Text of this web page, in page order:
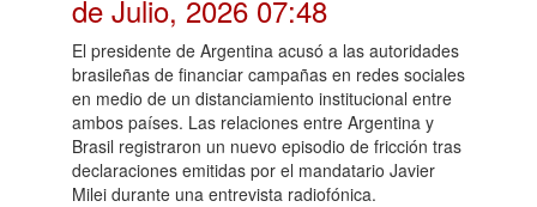
de Julio, 2026 07:48
El presidente de Argentina acusó a las autoridades
brasileñas de financiar campañas en redes sociales
en medio de un distanciamiento institucional entre
ambos países. Las relaciones entre Argentina y
Brasil registraron un nuevo episodio de fricción tras
declaraciones emitidas por el mandatario Javier
Milei durante una entrevista radiofónica.